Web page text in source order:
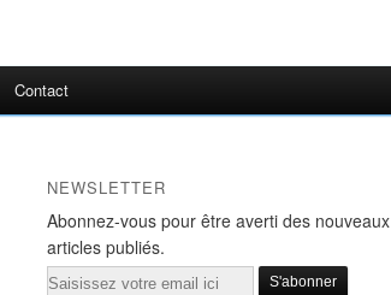
Contact
NEWSLETTER
Abonnez-vous pour être averti des nouveaux
articles publiés.
Email